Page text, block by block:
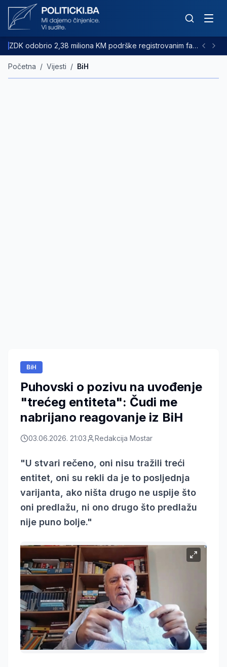
ZDK odobrio 2,38 miliona KM podrške registrovanim farmama goveda
Početna / Vijesti / BiH
BiH
Puhovski o pozivu na uvođenje
"trećeg entiteta": Čudi me
nabrijano reagovanje iz BiH
03.06.2026. 21:03 Redakcija Mostar
"U stvari rečeno, oni nisu tražili treći
entitet, oni su rekli da je to posljednja
varijanta, ako ništa drugo ne uspije što
oni predlažu, ni ono drugo što predlažu
nije puno bolje."